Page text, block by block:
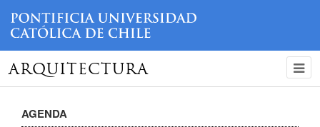
ARQUITECTURA
AGENDA